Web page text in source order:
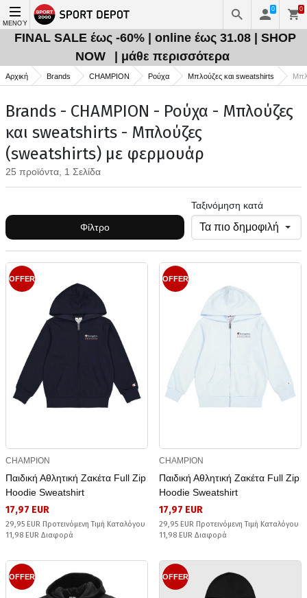
ΜΕΝΟΎ
0 0
FINAL SALE έως -60% | online έως 31.08 | SHOP
NOW
| μάθε περισσότερα
Αρχική Brands CHAMPION Ρούχα Μπλούζες και sweatshirts
Brands - CHAMPION - Ρούχα - Μπλούζες
και sweatshirts - Μπλούζες
(sweatshirts) με φερμουάρ
25 προϊόντα, 1 Σελίδα
Φίλτρο
Ταξινόμηση κατά
OFFER
CHAMPION
Παιδική Αθλητική Ζακέτα Full Zip
Hoodie Sweatshirt
17,97 EUR
29,95 EUR Προτεινόμενη Τιμή Καταλόγου
11,98 EUR Διαφορά
OFFER
CHAMPION
Παιδική Αθλητική Ζακέτα Full Zip
Hoodie Sweatshirt
17,97 EUR
29,95 EUR Προτεινόμενη Τιμή Καταλόγου
11,98 EUR Διαφορά
OFFER OFFER